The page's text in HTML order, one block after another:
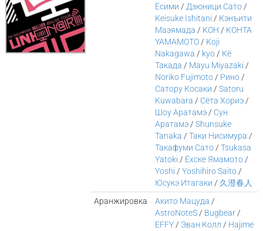
Ёсими / Дзюници Сато /
Keisuke Ishitani / Кэнъити
Маэямада / KOH / KOHTA
YAMAMOTO / Koji
Nakagawa / kyo / Кё
Такада / Mayu Miyazaki /
Noriko Fujimoto / Рино /
Сатору Косаки /Satoru
Kuwabara / Сёта Хориэ /
Шоу Аратамэ / Сун
Аратамэ /Shunsuke
Tanaka /Таки Нисимура /
Такафуми Сато /Tsukasa
Yatoki / Ёхске Ямамото /
Yoshi /Yoshihiro Saito /
Юсукэ Итагаки / 久澄春人
Аранжировка
Акито Мацуда /
AstroNoteS / Bugbear /
EFFY / Эван Колл / Hajime